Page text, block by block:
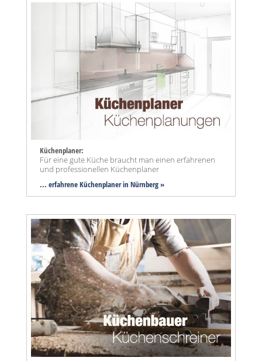
Küchenplaner:
Für eine gute Küche braucht man einen erfahrenen
und professionellen Küchenplaner
... erfahrene Küchenplaner in Nürnberg »